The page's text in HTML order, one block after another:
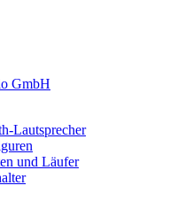
Lautsprecher
und Läufer